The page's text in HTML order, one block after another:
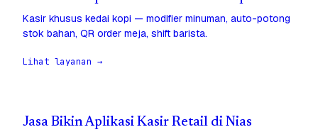
Kasir khusus kedai kopi — modifier minuman, auto-potong
stok bahan, QR order meja, shift barista.
Lihat layanan →
Jasa Bikin Aplikasi Kasir Retail di Nias